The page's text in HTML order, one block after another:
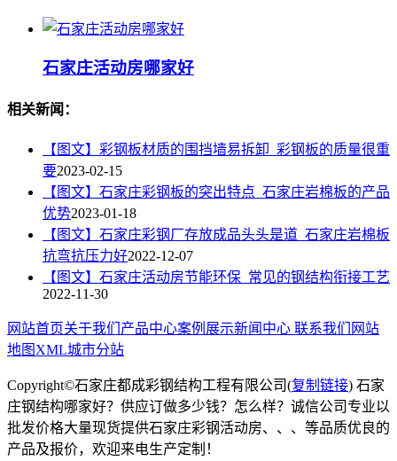
石家庄活动房哪家好
相关新闻：
【图文】彩钢板材质的围挡墙易拆卸_彩钢板的质量很重
要2023-02-15
【图文】石家庄彩钢板的突出特点_石家庄岩棉板的产品
优势2023-01-18
【图文】石家庄彩钢厂存放成品头头是道_石家庄岩棉板
抗弯抗压力好2022-12-07
【图文】石家庄活动房节能环保_常见的钢结构衔接工艺
2022-11-30
网站首页关于我们 产品中心案例展示新闻中心 联系我们 网站
地图 XML城市分站
Copyright©石家庄都成彩钢结构工程有限公司(复制链接) 石家
庄钢结构哪家好？供应订做多少钱？怎么样？诚信公司专业以
批发价格大量现货提供石家庄彩钢活动房、、、等品质优良的
产品及报价，欢迎来电生产定制！